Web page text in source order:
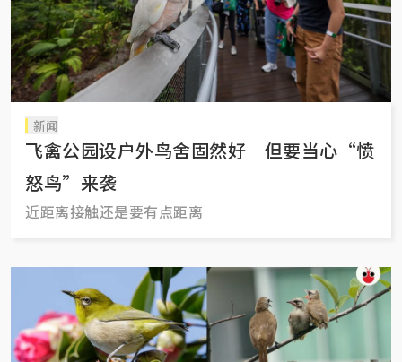
新闻
飞禽公园设户外鸟舍固然好 但要当心“愤
怒鸟”来袭
近距离接触还是要有点距离